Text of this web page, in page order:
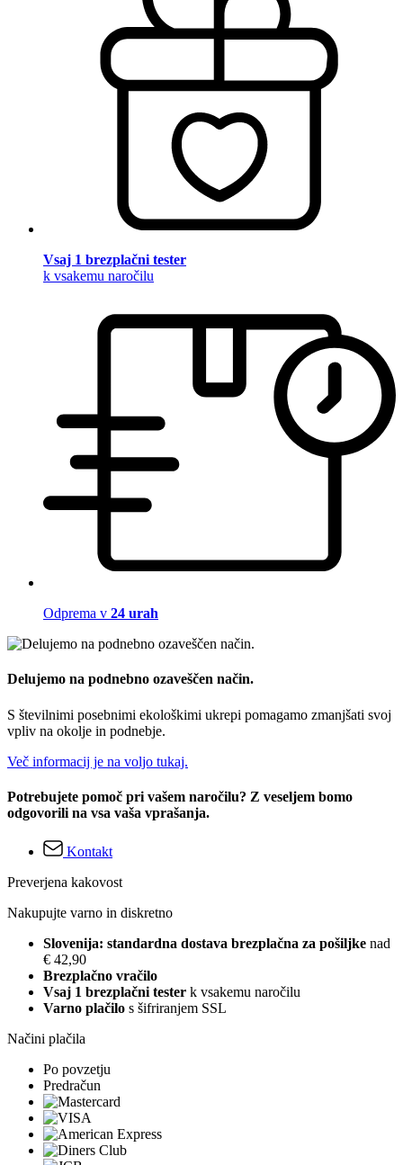
Vsaj 1 brezplačni tester
k vsakemu naročilu
Odprema v 24 urah
Delujemo na podnebno ozaveščen način.
S številnimi posebnimi ekološkimi ukrepi pomagamo zmanjšati svoj
vpliv na okolje in podnebje.
Več informacij je na voljo tukaj.
Potrebujete pomoč pri vašem naročilu? Z veseljem bomo
odgovorili na vsa vaša vprašanja.
Kontakt
Preverjena kakovost
Nakupujte varno in diskretno
Slovenija: standardna dostava brezplačna za pošiljke nad
€ 42,90
Brezplačno vračilo
Vsaj 1 brezplačni tester k vsakemu naročilu
Varno plačilo s šifriranjem SSL
Načini plačila
Po povzetju
Predračun